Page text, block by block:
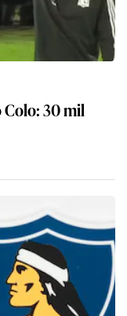
Colo: 30 mil